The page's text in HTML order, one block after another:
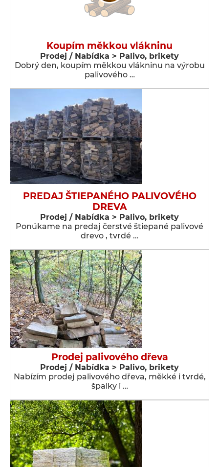
Koupím měkkou vlákninu
Prodej / Nabídka > Palivo, brikety
Dobrý den, koupím měkkou vlákninu na výrobu
palivového …
PREDAJ ŠTIEPANÉHO PALIVOVÉHO
DREVA
Prodej / Nabídka > Palivo, brikety
Ponúkame na predaj čerstvé štiepané palivové
drevo , tvrdé …
Prodej palivového dřeva
Prodej / Nabídka > Palivo, brikety
Nabízím prodej palivového dřeva, měkké i tvrdé,
špalky i …